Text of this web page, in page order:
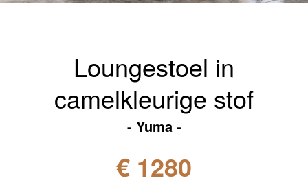
Loungestoel in
camelkleurige stof
Yuma
€ 1280